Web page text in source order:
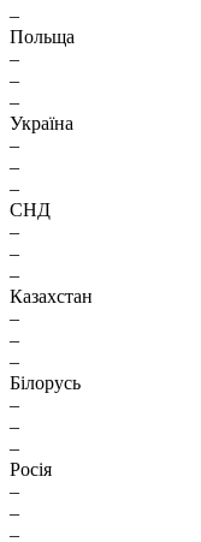
–
Польща
–
–
–
Україна
–
–
–
СНД
–
–
–
Казахстан
–
–
–
Білорусь
–
–
–
Росія
–
–
–